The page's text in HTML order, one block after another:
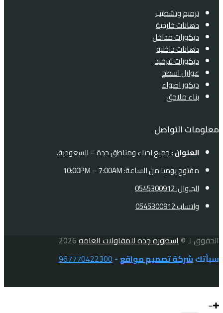
ترميم وتشطيب
دهانات خارجية
ديكورات مداخل
دهانات داخليه
ديكورات قرميد
عوازل اسطح
ديكور اضواء
بناء ملاحق
معلومات التواصل
العنوان :جميع احياء ومناطق جدة – السعودية.
مفتوح يوميا من الساعة: 10:00PM – 7:00AM
الجـوال: 0545300912
واتساب:0545300912
الحقوق لـ ©اسطوره جده للمقاولات العامه
سبأتكشركة تصميم مواقع -
967770422300